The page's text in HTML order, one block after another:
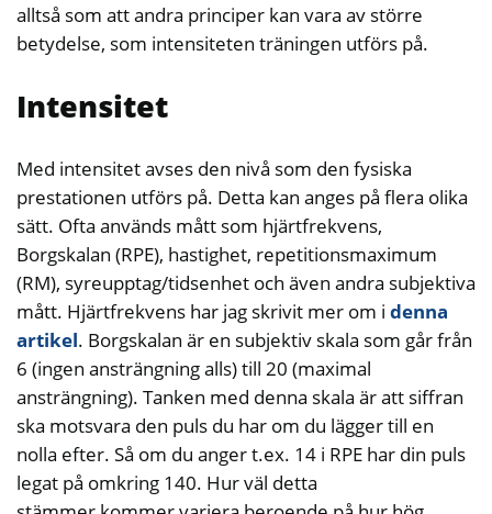
alltså som att andra principer kan vara av större
betydelse, som intensiteten träningen utförs på.
Intensitet
Med intensitet avses den nivå som den fysiska
prestationen utförs på. Detta kan anges på flera olika
sätt. Ofta används mått som hjärtfrekvens,
Borgskalan (RPE), hastighet, repetitionsmaximum
(RM), syreupptag/tidsenhet och även andra subjektiva
mått. Hjärtfrekvens har jag skrivit mer om i denna
artikel. Borgskalan är en subjektiv skala som går från
6 (ingen ansträngning alls) till 20 (maximal
ansträngning). Tanken med denna skala är att siffran
ska motsvara den puls du har om du lägger till en
nolla efter. Så om du anger t.ex. 14 i RPE har din puls
legat på omkring 140. Hur väl detta